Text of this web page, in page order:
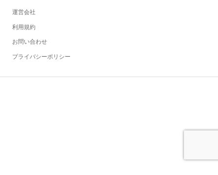
運営会社
利用規約
お問い合わせ
プライバシーポリシー